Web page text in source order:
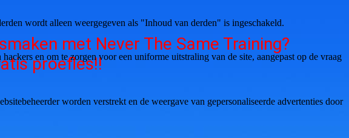
met Never The Same Training?
proefles!!
wordt alleen weergegeven als "Inhoud van derden" is ingeschakeld.
en om te zorgen voor een uniforme uitstraling van de site, aangepast op de vraag
worden verstrekt en de weergave van gepersonaliseerde advertenties door